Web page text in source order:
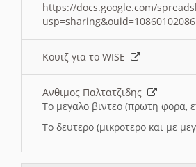
https://docs.google.com/
Κουιζ για το WISE
Ανθιμος Παλτατζιδης
Το μεγαλο βιντεο (πρωτη φορα,
Το δευτερο (μικροτερο και με